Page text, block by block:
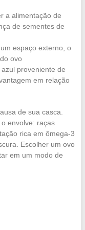
a alimentação de
de sementes de
espaço externo, o
ovo
proveniente de
em relação
de sua casca.
envolve: raças
rica em ômega-3
Escolher um ovo
em um modo de